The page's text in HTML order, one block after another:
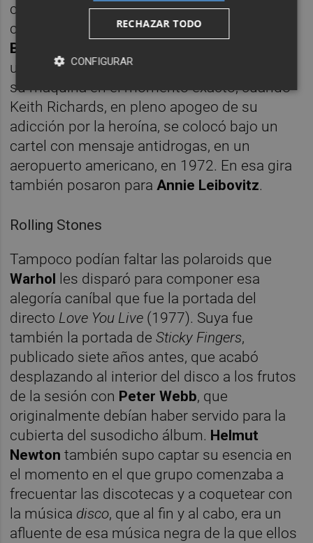
con la sesión deBetween The Buttons
con su ojo de pez. Jagger posó para
Beaton
un cuadro deRafael
su máquina en el momento exacto, cuando
Keith Richards, en pleno apogeo de su
adicción por la heroína, se colocó bajo un
cartel con mensaje antidrogas, en un
aeropuerto americano, en 1972. En esa gira
también posaron paraAnnie Leibovitz.
Rolling Stones
Tampoco podían faltar las polaroids que
Warhol les disparó para componer esa
alegoría caníbal que fue la portada del
directo Love You Live (1977). Suya fue
también la portada deSticky Fingers,
publicado siete años antes, que acabó
desplazando al interior del disco a los frutos
de la sesión con Peter Webb, que
originalmente debían haber servido para la
cubierta del susodicho álbum. Helmut
Newton también supo captar su esencia en
el momento en el que grupo comenzaba a
frecuentar las discotecas y a coquetear con
la música disco, que al fin y al cabo, era un
afluente de esa música negra de la que ellos
RECHAZAR TODO
CONFIGURAR